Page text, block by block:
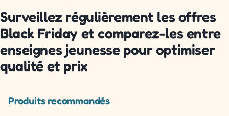
Surveillez régulièrement les offres
Black Friday et comparez-les entre
enseignes jeunesse pour optimiser
qualité et prix
Produits recommandés